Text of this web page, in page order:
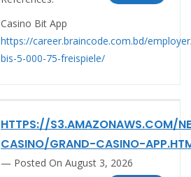
Casino Bit App
https://career.braincode.com.bd/
bis-5-000-75-freispiele/
HTTPS://S3.AMAZONAWS.COM/
CASINO/GRAND-CASINO-
Posted On August 3, 2026